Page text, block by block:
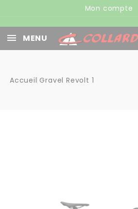
Panneau de gestion des cookies
Mon compte
MENU
Accueil Gravel Revolt 1